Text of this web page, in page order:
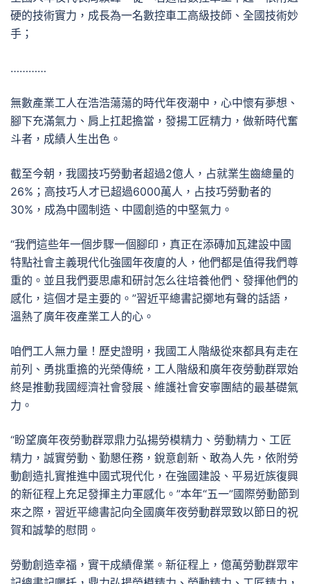
硬的技術實力，成長為一名數控車工高級技師、全國技術妙
手；
…………
無數產業工人在浩浩蕩蕩的時代年夜潮中，心中懷有夢想、
腳下充滿氣力、肩上扛起擔當，發揚工匠精力，做新時代奮
斗者，成績人生出色。
截至今朝，我國技巧勞動者超過2億人，占就業生齒總量的
26%；高技巧人才已超過6000萬人，占技巧勞動者的
30%，成為中國制造、中國創造的中堅氣力。
“我們這些年一個步驟一個腳印，真正在添磚加瓦建設中國
特點社會主義現代化強國年夜廈的人，他們都是值得我們尊
重的。並且我們要思慮和研討怎么往培養他們、發揮他們的
感化，這個才是主要的。”習近平總書記擲地有聲的話語，
溫熱了廣年夜產業工人的心。
咱們工人無力量！歷史證明，我國工人階級從來都具有走在
前列、勇挑重擔的光榮傳統，工人階級和廣年夜勞動群眾始
終是推動我國經濟社會發展、維護社會安寧團結的最基礎氣
力。
“盼望廣年夜勞動群眾鼎力弘揚勞模精力、勞動精力、工匠
精力，誠實勞動、勤懇任務，銳意創新、敢為人先，依附勞
動創造扎實推進中國式現代化，在強國建設、平易近族復興
的新征程上充足發揮主力軍感化。”本年“五一”國際勞動節到
來之際，習近平總書記向全國廣年夜勞動群眾致以節日的祝
賀和誠摯的慰問。
勞動創造幸福，實干成績偉業。新征程上，億萬勞動群眾牢